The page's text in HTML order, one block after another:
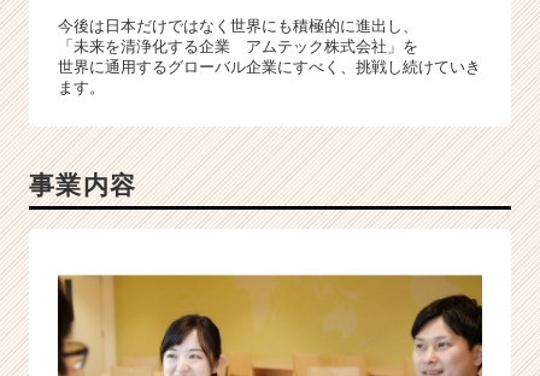
今後は日本だけではなく世界にも積極的に進出し、
「未来を清浄化する企業 アムテック株式会社」を
世界に通用するグローバル企業にすべく、挑戦し続けていき
ます。
事業内容